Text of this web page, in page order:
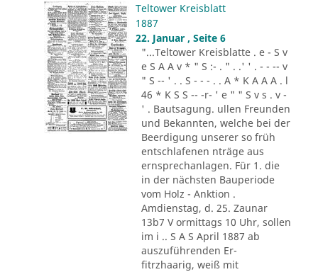
Teltower Kreisblatt
1887
22. Januar , Seite 6
"...Teltower Kreisblatte . e - S v
e S A A v * " S :- . " . .' ' . - - -- v
" S -- ' . . S - - - . . A * K A A A . l
46 * K S S -- -r- ' e " " S v s . v -
' . Bautsagung. ullen Freunden
und Bekannten, welche bei der
Beerdigung unserer so früh
entschlafenen nträge aus
ernsprechanlagen. Für 1. die
in der nächsten Bauperiode
vom Holz - Anktion .
Amdienstag, d. 25. Zaunar
13b7 V ormittags 10 Uhr, sollen
im i .. S A S April 1887 ab
auszuführenden Er-
fitrzhaarig, weiß mit